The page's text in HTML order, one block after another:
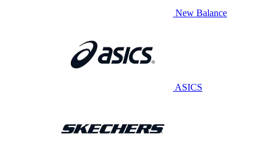
New Balance
ASICS